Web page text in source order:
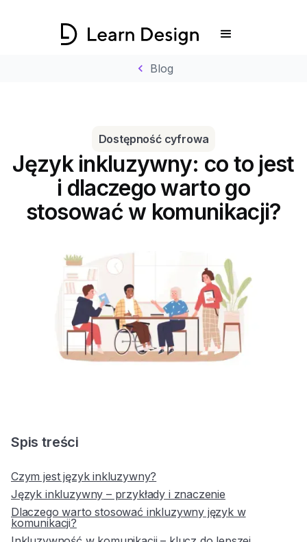
chevron_left Blog
Dostępność cyfrowa
Język inkluzywny: co to jest
i dlaczego warto go
stosować w komunikacji?
Spis treści
Czym jest język inkluzywny?
Język inkluzywny – przykłady i znaczenie
Dlaczego warto stosować inkluzywny język w
komunikacji?